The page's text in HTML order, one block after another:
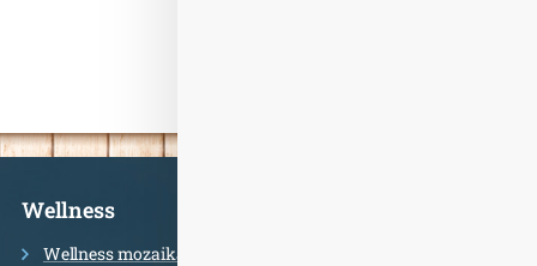
Informace
Wellness
Wellness mozaika